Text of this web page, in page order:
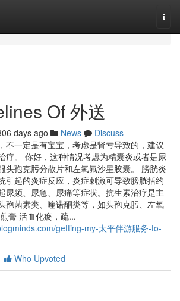
Of 外送
days ago News
Discuss
不一定是有宝宝，考虑是肾亏导致的，建议
疗。 你好，这种情况考虑为精囊炎或者是尿
头孢克肟分散片和左氧氟沙星胶囊。 膀胱炎
引起的炎症反应，炎症刺激可导致膀胱括约
尿频、尿急、尿痛等症状。抗生素治疗是主
孢菌素类、喹诺酮类等，如头孢克肟、左氧
膏 活血化瘀，疏...
getting-my-太平伴游服务-to-
Who Upvoted